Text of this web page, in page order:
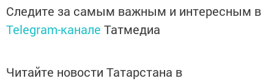
Следите за самым важным и интересным в
Telegram-канале Татмедиа
Читайте новости Татарстана в